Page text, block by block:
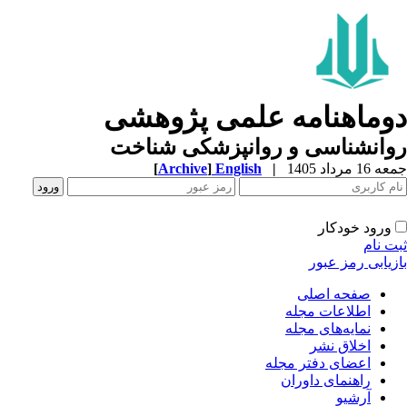
علمی پژوهشی
و روانپزشکی شناخت
مرداد 1405 |
English
[Archive]
ورود خودکار
نام
رمز عبور
صفحه اصلی
اطلاعات مجله
نمایه‌های مجله
اخلاق نشر
اعضای دفتر مجله
راهنمای داوران
آرشیو